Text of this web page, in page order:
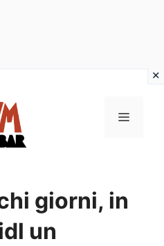
Menu
giorni, in
un